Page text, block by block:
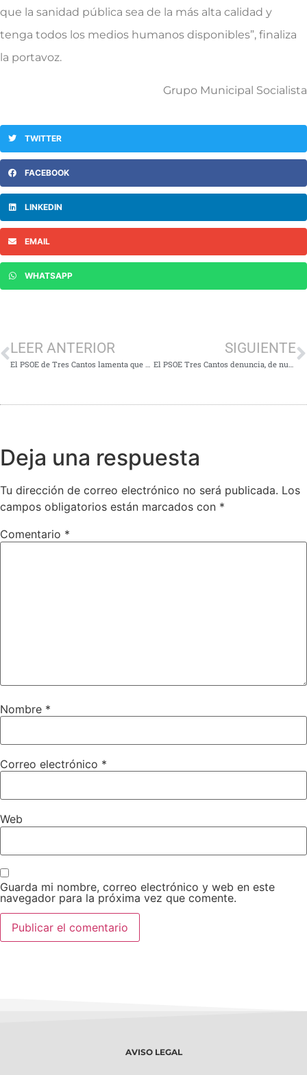
que la sanidad pública sea de la más alta calidad y
tenga todos los medios humanos disponibles”, finaliza
la portavoz.
Grupo Municipal Socialista
TWITTER
FACEBOOK
LINKEDIN
EMAIL
WHATSAPP
LEER ANTERIOR
El PSOE de Tres Cantos lamenta que apenas se haya concedido un 40 % de lo previsto en las ayudas a PYME y comercio local
SIGUIENTE
El PSOE Tres Cantos denuncia, de nuevo, la frecuencia y la intensidad de los ruidos aeronáuticos en la ciudad
Deja una respuesta
Tu dirección de correo electrónico no será publicada. Los
campos obligatorios están marcados con *
Comentario *
Nombre *
Correo electrónico *
Web
Guarda mi nombre, correo electrónico y web en este
navegador para la próxima vez que comente.
AVISO LEGAL